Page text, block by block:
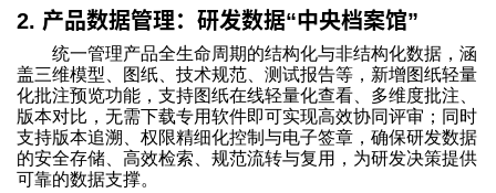
2. 产品数据管理：研发数据“中央档案馆”
统一管理产品全生命周期的结构化与非结构化数据，涵
盖三维模型、图纸、技术规范、测试报告等，新增图纸轻量
化批注预览功能，支持图纸在线轻量化查看、多维度批注、
版本对比，无需下载专用软件即可实现高效协同评审；同时
支持版本追溯、权限精细化控制与电子签章，确保研发数据
的安全存储、高效检索、规范流转与复用，为研发决策提供
可靠的数据支撑。